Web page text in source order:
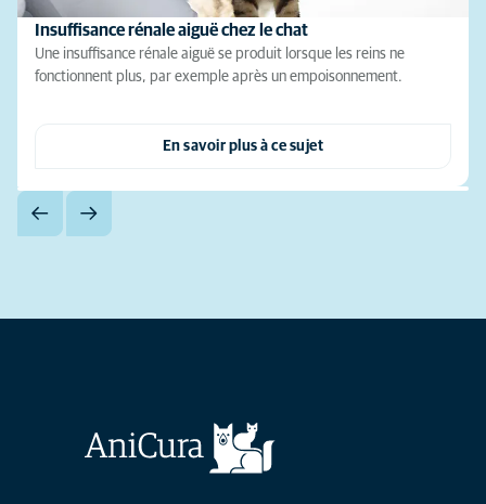
Insuffisance rénale aiguë chez le chat
Une insuffisance rénale aiguë se produit lorsque les reins ne
fonctionnent plus, par exemple après un empoisonnement.
En savoir plus à ce sujet